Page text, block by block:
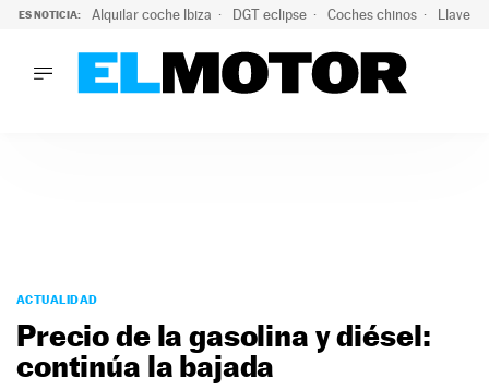
ES NOTICIA: Alquilar coche Ibiza DGT eclipse Coches chinos Llaves
PODCAST
MOTOS
TECNOLOGÍA
ACTUALIDAD
Precio de la gasolina y diésel:
continúa la bajada